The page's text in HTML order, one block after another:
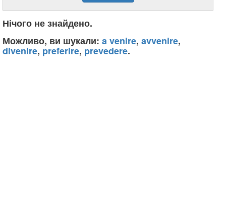
Нічого не знайдено.
Можливо, ви шукали: a venire, avvenire,
divenire, preferire, prevedere.